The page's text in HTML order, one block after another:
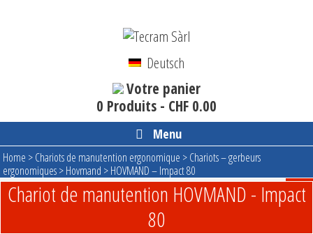
Deutsch
Votre panier
0 Produits - CHF 0.00
Menu
Home >Chariots de manutention ergonomique >Chariots – gerbeurs
ergonomiques>Hovmand >HOVMAND – Impact 80
Chariot de manutention HOVMAND - Impact
80